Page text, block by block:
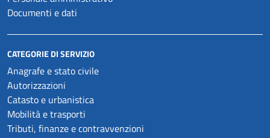
Documenti e dati
CATEGORIE DI SERVIZIO
Anagrafe e stato civile
Autorizzazioni
Catasto e urbanistica
Mobilità e trasporti
Tributi, finanze e contravvenzioni